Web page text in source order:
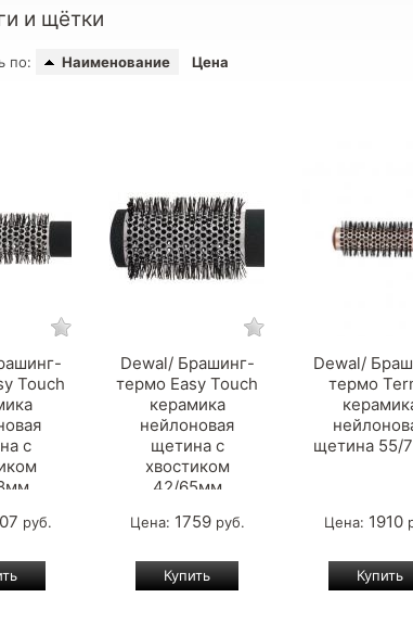
и щётки
по: Наименование Цена
Touch
с
руб.
Dewal/ Брашинг-
термо Easy Touch
керамика
нейлоновая
щетина с
хвостиком
42/65мм
Цена: 1759руб.
Dewal/
термо
щетина 55/
Цена: 1910